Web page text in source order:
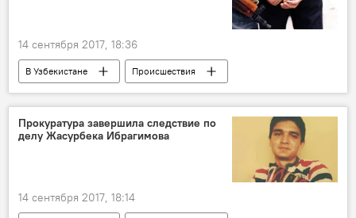
14 сентября 2017, 18:36
В Узбекистане
Происшествия
Узбекистан
Убийство
Прокуратура завершила следствие по
делу Жасурбека Ибрагимова
14 сентября 2017, 18:14